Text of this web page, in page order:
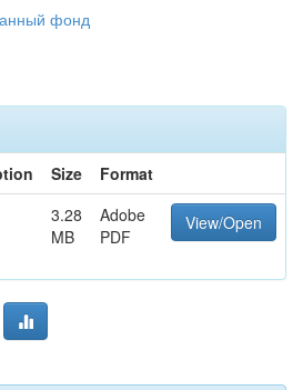
фонд
Size
Format
3.28
MB
Adobe
PDF
View/Open